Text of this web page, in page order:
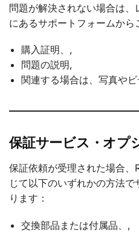
問題が解決されない場合は、
にあるサポートフォームから
購入証明、,
問題の説明,
関連する場合は、写真や
保証サービス・オプ
保証依頼が受理された場合
じて以下のいずれかの方法
ります：
交換部品または付属品、,